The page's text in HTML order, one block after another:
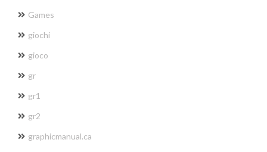
Games
giochi
gioco
gr
gr1
gr2
graphicmanual.ca